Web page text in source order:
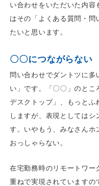
い合わせをいただいた内容
はその「よくある質問・問
たいと思います。
〇〇につながらない
問い合わせでダントツに多
い」です。「〇〇」のとこ
デスクトップ」、もっとふ
しますが、表現としては
す。いやもう、みなさんホ
おっしゃらない。
在宅勤務時のリモートワー
重ねで実現されていますの